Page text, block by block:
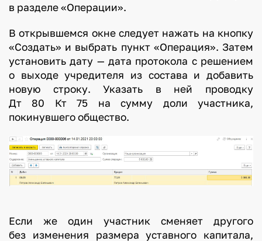
в разделе «Операции».
В открывшемся окне следует нажать на кнопку
«Создать» и выбрать пункт «Операция». Затем
установить дату — дата протокола с решением
о выходе учредителя из состава и добавить
новую строку. Указать в ней проводку
Дт 80 Кт 75 на сумму доли участника,
покинувшего общество.
Если же один участник сменяет другого
без изменения размера уставного капитала,